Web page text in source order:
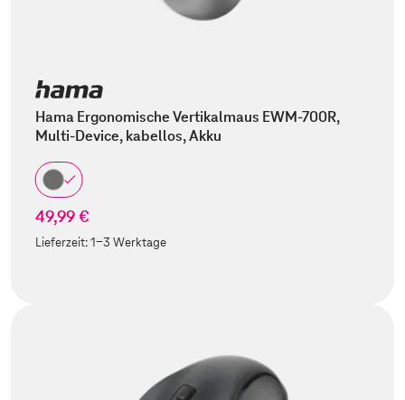
Hama Ergonomische Vertikalmaus EWM-700R,
Multi-Device, kabellos, Akku
49,99 €
Lieferzeit:1-3 Werktage